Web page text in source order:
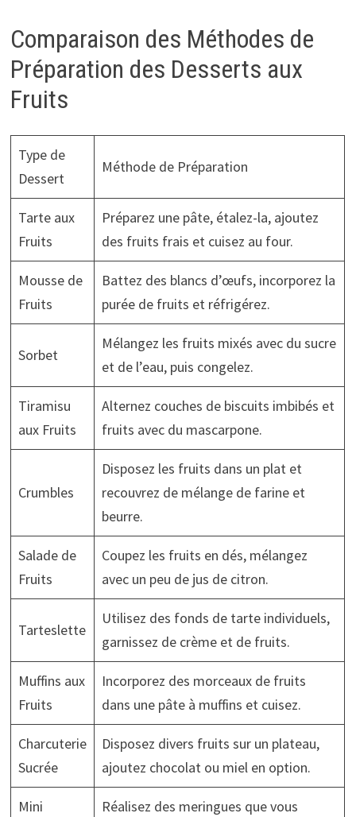
Comparaison des Méthodes de
Préparation des Desserts aux
Fruits
Type de
Dessert
Méthode de Préparation
Tarte aux
Fruits
Préparez une pâte, étalez-la, ajoutez
des fruits frais et cuisez au four.
Mousse de
Fruits
Battez des blancs d’œufs, incorporez la
purée de fruits et réfrigérez.
Sorbet
Mélangez les fruits mixés avec du sucre
et de l’eau, puis congelez.
Tiramisu
aux Fruits
Alternez couches de biscuits imbibés et
fruits avec du mascarpone.
Crumbles
Disposez les fruits dans un plat et
recouvrez de mélange de farine et
beurre.
Salade de
Fruits
Coupez les fruits en dés, mélangez
avec un peu de jus de citron.
Tarteslette
Utilisez des fonds de tarte individuels,
garnissez de crème et de fruits.
Muffins aux
Fruits
Incorporez des morceaux de fruits
dans une pâte à muffins et cuisez.
Charcuterie
Sucrée
Disposez divers fruits sur un plateau,
ajoutez chocolat ou miel en option.
Mini
Réalisez des meringues que vous